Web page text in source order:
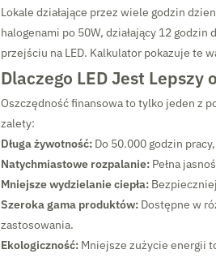
Lokale działające przez wiele godzin
halogenami po 50W, działający 12
przejściu na LED. Kalkulator pokazuje te
Dlaczego LED Jest
Oszczędność finansowa to tylko jeden z
zalety:
Długa żywotność: Do 50.000 godzin
Natychmiastowe rozpalanie: Pełna
Mniejsze wydzielanie ciepła:
Szeroka gama produktów: Dostępne w
zastosowania.
Ekologiczność: Mniejsze zużycie energii